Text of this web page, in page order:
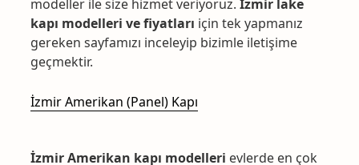
modeller ile size hizmet veriyoruz. İzmir lake
kapı modelleri ve fiyatları için tek yapmanız
gereken sayfamızı inceleyip bizimle iletişime
geçmektir.
İzmir Amerikan (Panel) Kapı
İzmir Amerikan kapı modelleri evlerde en çok